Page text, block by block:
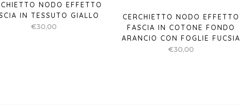
NODO EFFETTO
IN TESSUTO GIALLO
€30,00
CERCHIETTO NODO EFFETTO
FASCIA IN COTONE FONDO
ARANCIO CON FOGLIE FUCSIA
€30,00